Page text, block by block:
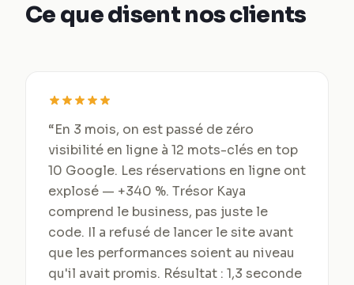
Ce que disent nos clients
“En 3 mois, on est passé de zéro
visibilité en ligne à 12 mots-clés en top
10 Google. Les réservations en ligne ont
explosé — +340 %. Trésor Kaya
comprend le business, pas juste le
code. Il a refusé de lancer le site avant
que les performances soient au niveau
qu'il avait promis. Résultat : 1,3 seconde